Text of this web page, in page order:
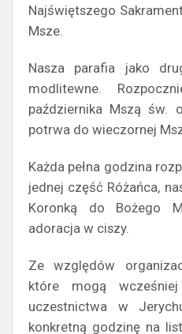
Najświętszego
Msze.
Nasza parafia jako
modlitewne.
października Mszą św.
potrwa do wieczornej
Każda pełna godzina
jednej część Różańca,
Koronką do Bożego
adoracja w ciszy.
Ze względów
które mogą
uczestnictwa w
konkretną godzinę na